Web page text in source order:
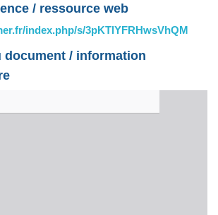
/ ressource web
index.php/s/3pKTlYFRHwsVhQM
document / information